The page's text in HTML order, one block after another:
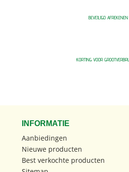
BEVEILIGD AFREKENEN
KORTING VOOR
INFORMATIE
Aanbiedingen
Nieuwe producten
Best verkochte producten